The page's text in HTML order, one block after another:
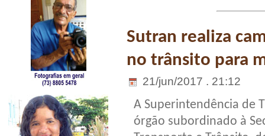
Sutran realiza
no trânsito para
21/jun/2017 . 21:12
A Superintendência de
órgão subordinado à